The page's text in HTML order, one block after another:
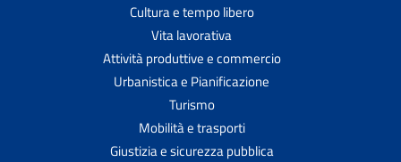
Cultura e tempo libero
Vita lavorativa
Attività produttive e commercio
Urbanistica e Pianificazione
Turismo
Mobilità e trasporti
Giustizia e sicurezza pubblica